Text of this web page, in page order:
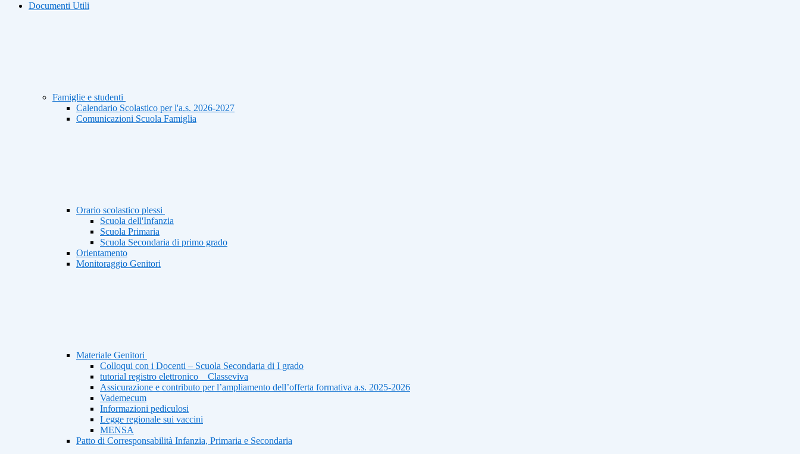
Documenti Utili
Famiglie e studenti
Calendario Scolastico per l'a.s. 2026-2027
Comunicazioni Scuola Famiglia
Orario scolastico plessi
Scuola dell'Infanzia
Scuola Primaria
Scuola Secondaria di primo grado
Orientamento
Monitoraggio Genitori
Materiale Genitori
Colloqui con i Docenti – Scuola Secondaria di I grado
tutorial registro elettronico _ Classeviva
Assicurazione e contributo per l’ampliamento dell’offerta formativa a.s. 2025-2026
Vademecum
Informazioni pediculosi
Legge regionale sui vaccini
MENSA
Patto di Corresponsabilità Infanzia, Primaria e Secondaria